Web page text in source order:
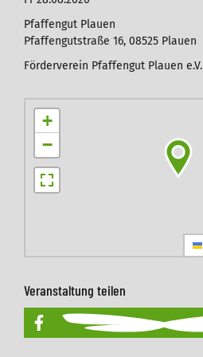
Pfaffengut Plauen
Pfaffengutstraße 16, 08525 Plauen
Förderverein Pfaffengut Plauen e.V.
+
−
Veranstaltung teilen